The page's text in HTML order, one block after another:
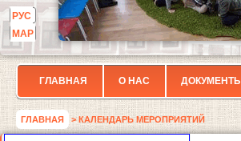
РУС
МАР
ГЛАВНАЯ О НАС ДОКУМЕНТЫ
ГЛАВНАЯ > КАЛЕНДАРЬ МЕРОПРИЯТИЙ